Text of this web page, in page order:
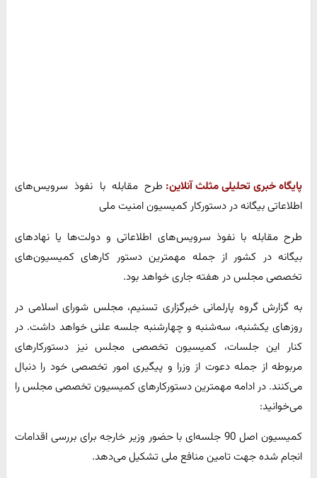
پایگاه خبری تحلیلی مثلث آنلاین: طرح مقابله با نفوذ سرویس‌های
اطلاعاتی بیگانه در دستورکار کمیسیون امنیت ملی
طرح مقابله با نفوذ سرویس‌های اطلاعاتی و دولت‌ها یا نهادهای
بیگانه در کشور از جمله مهمترین دستور کارهای کمیسیون‌های
تخصصی مجلس در هفته جاری خواهد بود.
به گزارش گروه پارلمانی خبرگزاری تسنیم، مجلس شورای اسلامی در
روزهای یکشنبه، سه‌شنبه و چهارشنبه جلسه علنی خواهد داشت. در
کنار این جلسات، کمیسیون تخصصی مجلس نیز دستورکارهای
مربوطه از جمله دعوت از وزرا و پیگیری امور تخصصی خود را دنبال
می‌کنند. در ادامه مهمترین دستورکارهای کمیسیون تخصصی مجلس را
می‌خوانید:
کمیسیون اصل 90 جلسه‌ای با حضور وزیر خارجه برای بررسی اقدامات
انجام شده جهت تامین منافع ملی تشکیل می‌دهد.